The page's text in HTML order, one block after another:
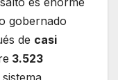
gobernado
de casi
3.523